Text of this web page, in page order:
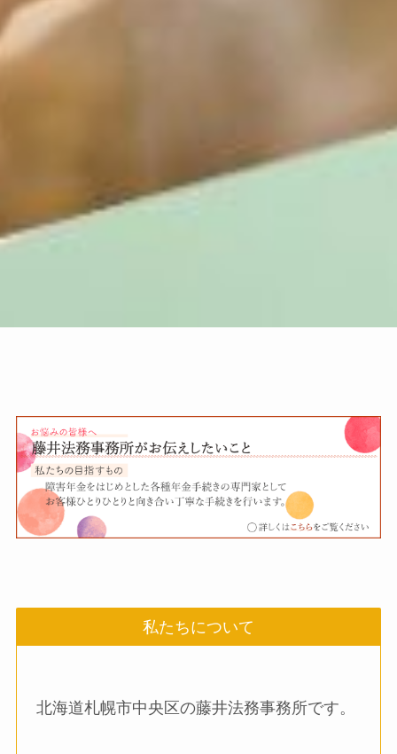
私たちについて
北海道札幌市中央区の藤井法務事務所です。